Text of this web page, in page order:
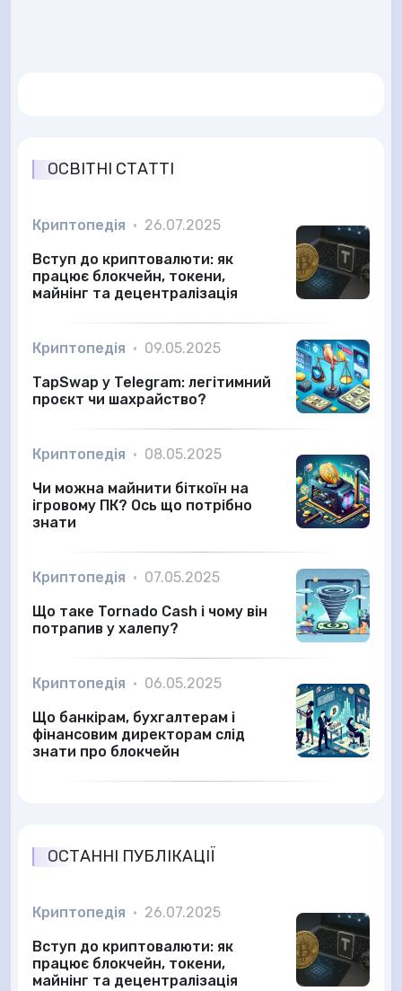
ОСВІТНІ СТАТТІ
Криптопедія • 26.07.2025
Вступ до криптовалюти: як
працює блокчейн, токени,
майнінг та децентралізація
Криптопедія • 09.05.2025
TapSwap у Telegram: легітимний
проєкт чи шахрайство?
Криптопедія • 08.05.2025
Чи можна майнити біткоїн на
ігровому ПК? Ось що потрібно
знати
Криптопедія • 07.05.2025
Що таке Tornado Cash і чому він
потрапив у халепу?
Криптопедія • 06.05.2025
Що банкірам, бухгалтерам і
фінансовим директорам слід
знати про блокчейн
ОСТАННІ ПУБЛІКАЦІЇ
Криптопедія • 26.07.2025
Вступ до криптовалюти: як
працює блокчейн, токени,
майнінг та децентралізація